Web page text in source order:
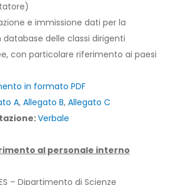
e immissione dati per la
database delle classi dirigenti
con particolare riferimento ai paesi
in formato PDF
A, Allegato B, Allegato C
Verbale
al personale interno
– Dipartimento di Scienze